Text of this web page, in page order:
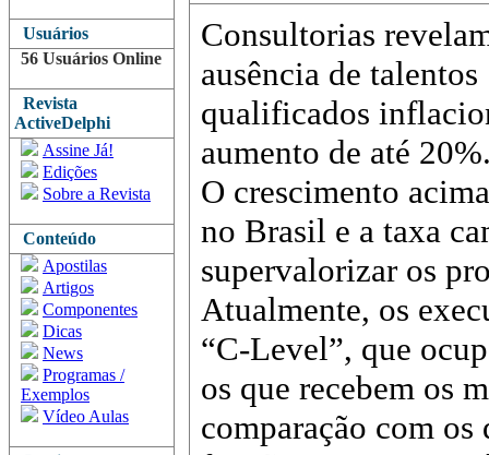
Usuários
56 Usuários Online
Revista
ActiveDelphi
Assine Já!
Edições
Sobre a Revista
Conteúdo
Apostilas
Artigos
Componentes
Dicas
News
Programas /
Exemplos
Vídeo Aulas
Consultorias
ausência de talentos
qualificados
aumento de até
O crescimento
no Brasil e a taxa
supervalorizar os
Atualmente, os
“C-Level”, que
os que recebem os
comparação com os